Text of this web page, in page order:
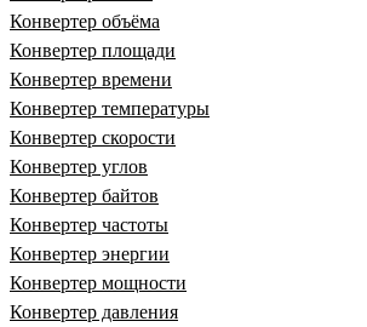
Конвертер объёма
Конвертер площади
Конвертер времени
Конвертер температуры
Конвертер скорости
Конвертер углов
Конвертер байтов
Конвертер частоты
Конвертер энергии
Конвертер мощности
Конвертер давления